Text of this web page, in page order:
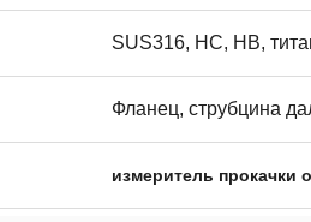
SUS316, HC, HB,
Фланец, струбцина
измеритель прокачки